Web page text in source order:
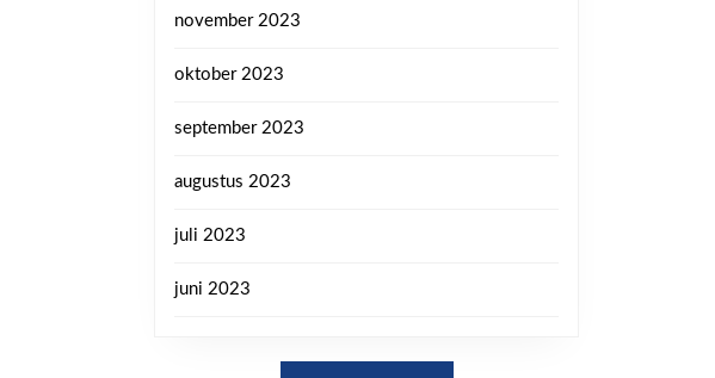
november 2023
oktober 2023
september 2023
augustus 2023
juli 2023
juni 2023